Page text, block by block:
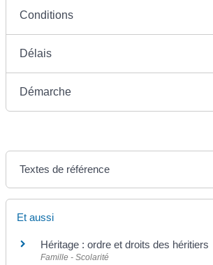
Conditions
Délais
Démarche
Textes de référence
Et aussi
Héritage : ordre et droits des héritiers
Famille - Scolarité